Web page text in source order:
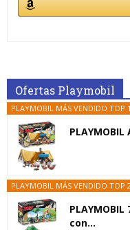
Ofertas Playmobil
PLAYMOBIL MÁS VENDIDO TOP 1
PLAYMOBIL MÁS VENDIDO TOP 2
con...